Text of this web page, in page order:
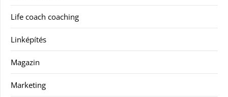
Life coach coaching
Linképítés
Magazin
Marketing